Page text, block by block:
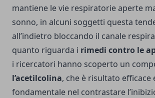
mantiene le vie respiratorie aperte
sonno, in alcuni soggetti questa
all’indietro bloccando il canale
quanto riguarda i rimedi contro le
i ricercatori hanno scoperto un
l’acetilcolina, che è risultato efficace
fondamentale nel contrastare